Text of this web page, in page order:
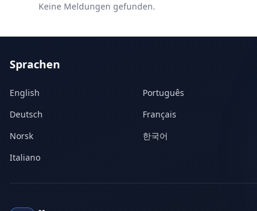
Keine Meldungen gefunden.
Sprachen
English Português
Deutsch
Français
Norsk
한국어
Italiano